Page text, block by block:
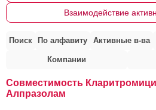
Взаимодействие
Поиск По алфавиту Активные в-ва
Компании
Совместимость
Алпразолам